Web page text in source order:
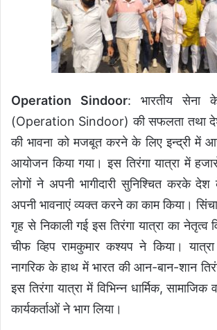
Operation Sindoor: भारतीय सेना
(Operation Sindoor) की सफलता तथा
की भावना को मजबूत करने के लिए इन्द्री में
आयोजन किया गया। इस तिरंगा यात्रा में
लोगों ने अपनी भागीदारी सुनिश्चित करके
अपनी भावनाएं व्यक्त करने का काम किया।
गृह से निकाली गई इस तिरंगा यात्रा का नेतृत्व
चीफ व्हिप रामकुमार कश्यप ने किया।
नागरिक के हाथ में भारत की आन-बान-शान
इस तिरंगा यात्रा में विभिन्न धार्मिक,
कार्यकर्ताओं ने भाग लिया।